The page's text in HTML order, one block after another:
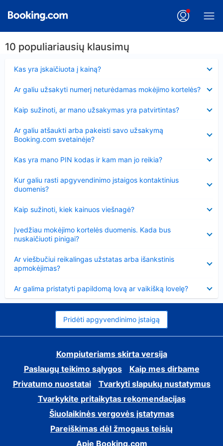
10 populiariausių klausimų
Kas yra įskaičiuota į kainą?
Ar galiu užsakyti numerį neturėdamas mokėjimo kortelės?
Kaip sužinoti, ar mano užsakymas yra patvirtintas?
Ar galiu atšaukti arba pakeisti savo užsakymą
Booking.com svetainėje?
Kas yra mano PIN kodas ir kam man jo reikia?
Kur galiu rasti apgyvendinimo įstaigos kontaktinius
duomenis?
Kaip sužinoti, kiek kainuos viešnagė?
Įvedžiau mokėjimo kortelės duomenis. Kada bus
nuskaičiuoti pinigai?
Ar viešbučiui reikalingas užstatas arba išankstinis
apmokėjimas?
Ar galima pristatyti papildomą lovą ar vaikišką lovelę?
Pridėti apgyvendinimo įstaigą
Kompiuteriams skirta versija
Paslaugų teikimo sąlygos
Kaip mes dirbame
Privatumo nuostatai
Tvarkyti slapukų nustatymus
Tvarkykite pritaikytas rekomendacijas
Šiuolaikinės vergovės įstatymas
Pareiškimas dėl žmogaus teisių
Apie Booking.com